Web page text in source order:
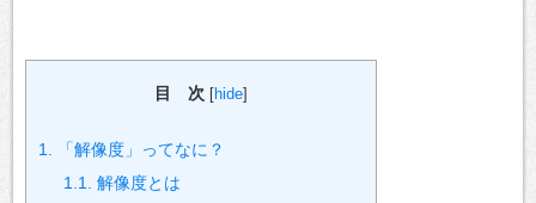
目 次 [hide]
1.
「解像度」ってなに？
1.1.
解像度とは